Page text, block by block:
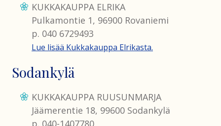
KUKKAKAUPPA ELRIKA
Pulkamontie 1, 96900 Rovaniemi
p. 040 6729493
Lue lisää Kukkakauppa Elrikasta.
Sodankylä
KUKKAKAUPPA RUUSUNMARJA
Jäämerentie 18, 99600 Sodankylä
p. 040-1407780